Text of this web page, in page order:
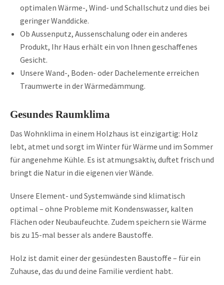
optimalen Wärme-, Wind- und Schallschutz und dies bei
geringer Wanddicke.
Ob Aussenputz, Aussenschalung oder ein anderes
Produkt, Ihr Haus erhält ein von Ihnen geschaffenes
Gesicht.
Unsere Wand-, Boden- oder Dachelemente erreichen
Traumwerte in der Wärmedämmung.
Gesundes Raumklima
Das Wohnklima in einem Holzhaus ist einzigartig: Holz
lebt, atmet und sorgt im Winter für Wärme und im Sommer
für angenehme Kühle. Es ist atmungsaktiv, duftet frisch und
bringt die Natur in die eigenen vier Wände.
Unsere Element- und Systemwände sind klimatisch
optimal – ohne Probleme mit Kondenswasser, kalten
Flächen oder Neubaufeuchte. Zudem speichern sie Wärme
bis zu 15-mal besser als andere Baustoffe.
Holz ist damit einer der gesündesten Baustoffe – für ein
Zuhause, das du und deine Familie verdient habt.